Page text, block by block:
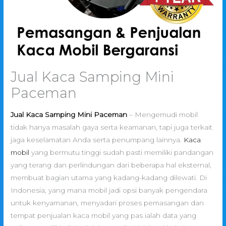
Jual Kaca Samping Mini
Paceman
Jual Kaca Samping Mini Paceman – Mengemudi mobil
tidak hanya masalah gaya serta keamanan, tapi juga terkait
jaga keselamatan Anda serta penumpang lainnya.
Kaca
mobil yang bermutu tinggi sudah pasti memiliki pandangan
yang terang dan perlindungan dari beberapa hal eksternal,
membuat bagian utama yang kadang-kadang dilewati. Di
Indonesia, yang mana mobil jadi opsi banyak pengendara
untuk kenyamanan, menyadari proses pemasangan dan
tempat penjualan kaca mobil yang pas ialah data yang